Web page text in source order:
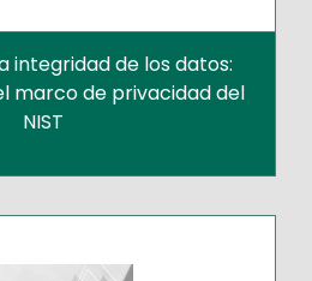
integridad de los datos:
marco de privacidad del
NIST